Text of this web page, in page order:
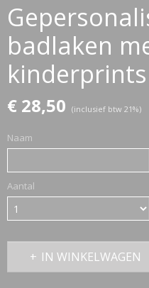
badlaken
€ 28,50 (inclusief btw 21%)
Naam
Aantal
IN WINKELWAGEN